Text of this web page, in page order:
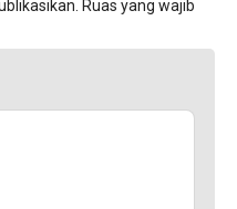
Ruas yang wajib